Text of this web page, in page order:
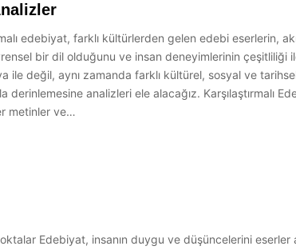
edebiyat, farklı kültürlerden gelen edebi eserlerin,
bir dil olduğunu ve insan deneyimlerinin çeşitliliği
ile değil, aynı zamanda farklı kültürel, sosyal ve
derinlemesine analizleri ele alacağız. Karşılaştırmalı
metinler ve…
Edebiyat, insanın duygu ve düşüncelerini eserler